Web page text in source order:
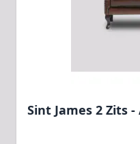
Sint James 2 Zits